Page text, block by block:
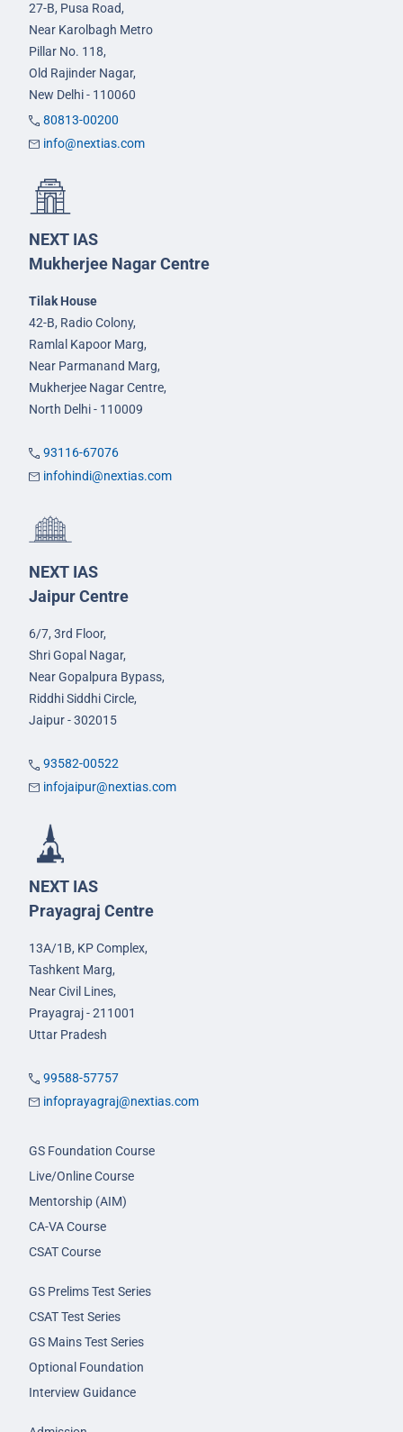
27-B, Pusa Road,
Near Karolbagh Metro
Pillar No. 118,
Old Rajinder Nagar,
New Delhi - 110060
80813-00200
info@nextias.com
NEXT IAS
Mukherjee Nagar Centre
Tilak House
42-B, Radio Colony,
Ramlal Kapoor Marg,
Near Parmanand Marg,
Mukherjee Nagar Centre,
North Delhi - 110009
93116-67076
infohindi@nextias.com
NEXT IAS
Jaipur Centre
6/7, 3rd Floor,
Shri Gopal Nagar,
Near Gopalpura Bypass,
Riddhi Siddhi Circle,
Jaipur - 302015
93582-00522
infojaipur@nextias.com
NEXT IAS
Prayagraj Centre
13A/1B, KP Complex,
Tashkent Marg,
Near Civil Lines,
Prayagraj - 211001
Uttar Pradesh
99588-57757
infoprayagraj@nextias.com
GS Foundation Course
Live/Online Course
Mentorship (AIM)
CA-VA Course
CSAT Course
GS Prelims Test Series
CSAT Test Series
GS Mains Test Series
Optional Foundation
Interview Guidance